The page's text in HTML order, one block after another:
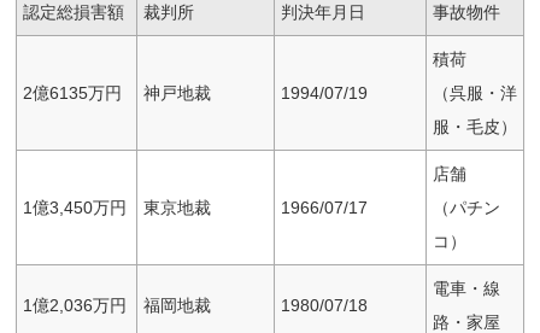
認定総損害額 裁判所 判決年月日 事故物件
2億6135万円 神戸地裁 1994/07/19
積荷
（呉服・洋
服・毛皮）
1億3,450万円 東京地裁 1966/07/17
店舗
（パチン
コ）
1億2,036万円 福岡地裁 1980/07/18
電車・線
路・家屋